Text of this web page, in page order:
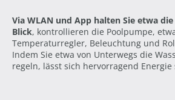
Via WLAN und App halten Sie etwa
Blick, kontrollieren die Poolpumpe,
Temperaturregler, Beleuchtung und
Indem Sie etwa von Unterwegs die
regeln, lässt sich hervorragend Energie